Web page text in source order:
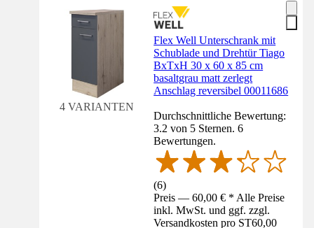
4 VARIANTEN
Flex Well Unterschrank mit
Schublade und Drehtür Tiago
BxTxH 30 x 60 x 85 cm
basaltgrau matt zerlegt
Anschlag reversibel 00011686
Durchschnittliche Bewertung:
3.2 von 5 Sternen. 6
Bewertungen.
(6)
Preis — 60,00 € * Alle Preise
inkl. MwSt. und ggf. zzgl.
Versandkosten pro ST60,00